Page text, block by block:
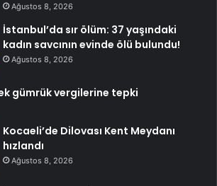
Ağustos 8, 2026
İstanbul’da sır ölüm: 37 yaşındaki
kadın savcının evinde ölü bulundu!
Ağustos 8, 2026
ek gümrük vergilerine tepki
Kocaeli’de Dilovası Kent Meydanı
hızlandı
Ağustos 8, 2026